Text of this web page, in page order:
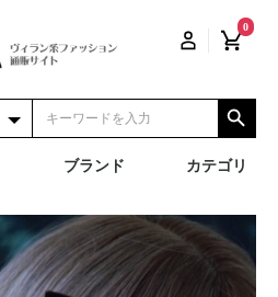
0
ブランド カテゴリ